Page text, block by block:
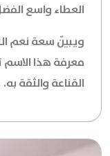
العطاء واسع
ويبيّن سعة نعم
معرفة هذا الاسم
القناعة والثقة به.